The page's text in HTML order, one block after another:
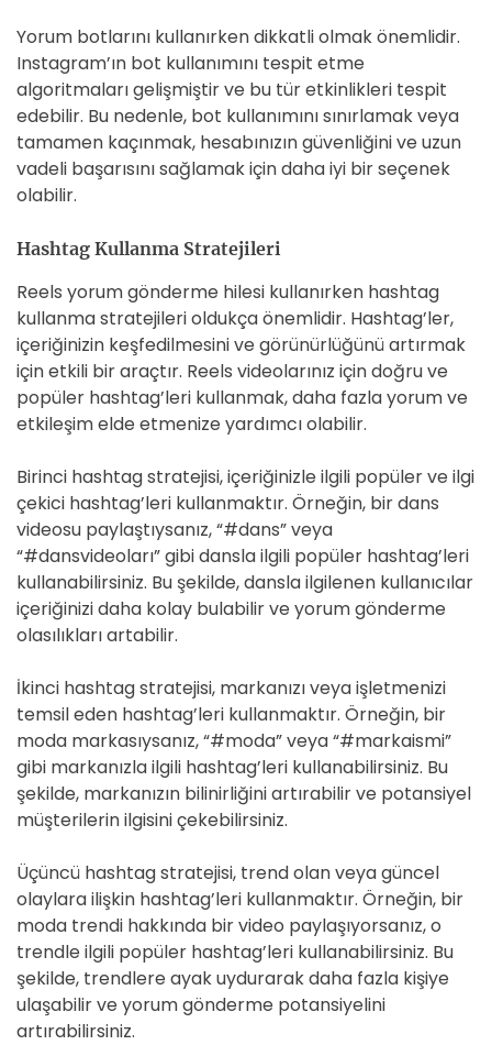
Yorum botlarını kullanırken dikkatli olmak önemlidir.
Instagram’ın bot kullanımını tespit etme
algoritmaları gelişmiştir ve bu tür etkinlikleri tespit
edebilir. Bu nedenle, bot kullanımını sınırlamak veya
tamamen kaçınmak, hesabınızın güvenliğini ve uzun
vadeli başarısını sağlamak için daha iyi bir seçenek
olabilir.
Hashtag Kullanma Stratejileri
Reels yorum gönderme hilesi kullanırken hashtag
kullanma stratejileri oldukça önemlidir. Hashtag’ler,
içeriğinizin keşfedilmesini ve görünürlüğünü artırmak
için etkili bir araçtır. Reels videolarınız için doğru ve
popüler hashtag’leri kullanmak, daha fazla yorum ve
etkileşim elde etmenize yardımcı olabilir.
Birinci hashtag stratejisi, içeriğinizle ilgili popüler ve ilgi
çekici hashtag’leri kullanmaktır. Örneğin, bir dans
videosu paylaştıysanız, “#dans” veya
“#dansvideoları” gibi dansla ilgili popüler hashtag’leri
kullanabilirsiniz. Bu şekilde, dansla ilgilenen kullanıcılar
içeriğinizi daha kolay bulabilir ve yorum gönderme
olasılıkları artabilir.
İkinci hashtag stratejisi, markanızı veya işletmenizi
temsil eden hashtag’leri kullanmaktır. Örneğin, bir
moda markasıysanız, “#moda” veya “#markaismi”
gibi markanızla ilgili hashtag’leri kullanabilirsiniz. Bu
şekilde, markanızın bilinirliğini artırabilir ve potansiyel
müşterilerin ilgisini çekebilirsiniz.
Üçüncü hashtag stratejisi, trend olan veya güncel
olaylara ilişkin hashtag’leri kullanmaktır. Örneğin, bir
moda trendi hakkında bir video paylaşıyorsanız, o
trendle ilgili popüler hashtag’leri kullanabilirsiniz. Bu
şekilde, trendlere ayak uydurarak daha fazla kişiye
ulaşabilir ve yorum gönderme potansiyelini
artırabilirsiniz.